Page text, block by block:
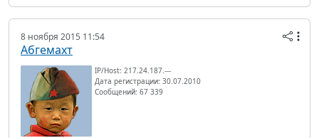
8 ноября 2015 11:54
Абгемахт
IP/Host: 217.24.187.---
Дата регистрации: 30.07.2010
Сообщений: 67 339